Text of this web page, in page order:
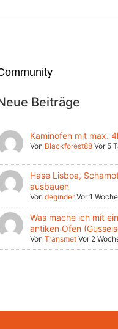
Beiträge
Kaminofen mit max.
Von Blackforest88 Vor 5
Hase Lisboa,
ausbauen
Von deginder Vor 1 Woche
Was mache ich mit
antiken Ofen
Von Transmet Vor 2